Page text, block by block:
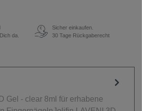
da.
€
Sicher einkaufen.
30 Tage Rückgaberecht
Gel - clear 8ml für erhabene